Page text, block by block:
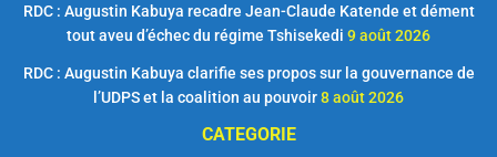
RDC : Augustin Kabuya recadre Jean-Claude Katende et dément
tout aveu d’échec du régime Tshisekedi 9 août 2026
RDC : Augustin Kabuya clarifie ses propos sur la gouvernance de
l’UDPS et la coalition au pouvoir8 août 2026
CATEGORIE